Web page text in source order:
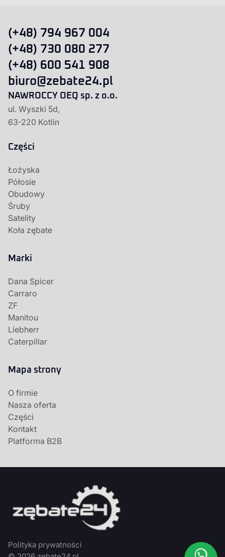
(+48) 794 967 004
(+48) 730 080 277
(+48) 600 541 908
biuro@zebate24.pl
NAWROCCY OEQ sp. z o.o.
ul. Wyszki 5d,
63-220 Kotlin
Części
Łożyska
Półosie
Obudowy
Śruby
Satelity
Koła zębate
Marki
Dana Spicer
Carraro
ZF
Manitou
Liebherr
Caterpillar
Mapa strony
O firmie
Nasza oferta
Części
Kontakt
Platforma B2B
Polityka prywatności